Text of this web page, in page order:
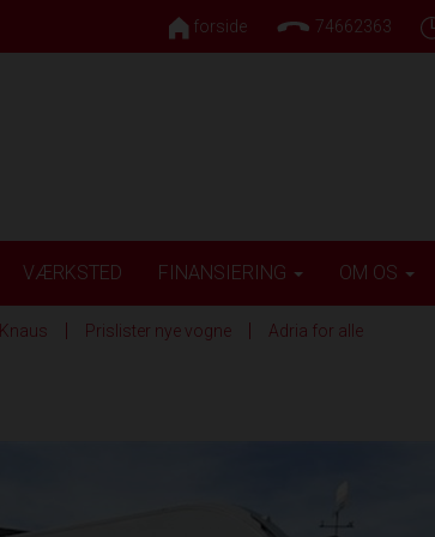
forside 74662363
VÆRKSTED FINANSIERING OM OS
Knaus Prislister nye vogne Adria for alle